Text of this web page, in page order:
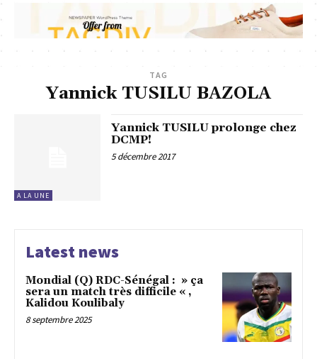
TAG
Yannick TUSILU BAZOLA
A LA UNE
Yannick TUSILU prolonge chez
DCMP!
5 décembre 2017
Latest news
Mondial (Q) RDC-Sénégal : » ça
sera un match très difficile « ,
Kalidou Koulibaly
8 septembre 2025